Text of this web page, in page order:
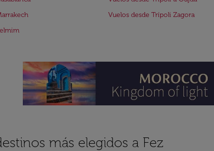
Vuelos desde Trípoli Zagora
más elegidos a Fez